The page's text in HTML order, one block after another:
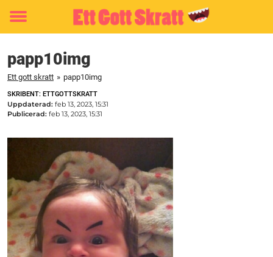
Toggle
papp10img
Ett gott skratt » papp10img
SKRIBENT: ETTGOTTSKRATT
Uppdaterad: feb 13, 2023, 15:31
Publicerad: feb 13, 2023, 15:31